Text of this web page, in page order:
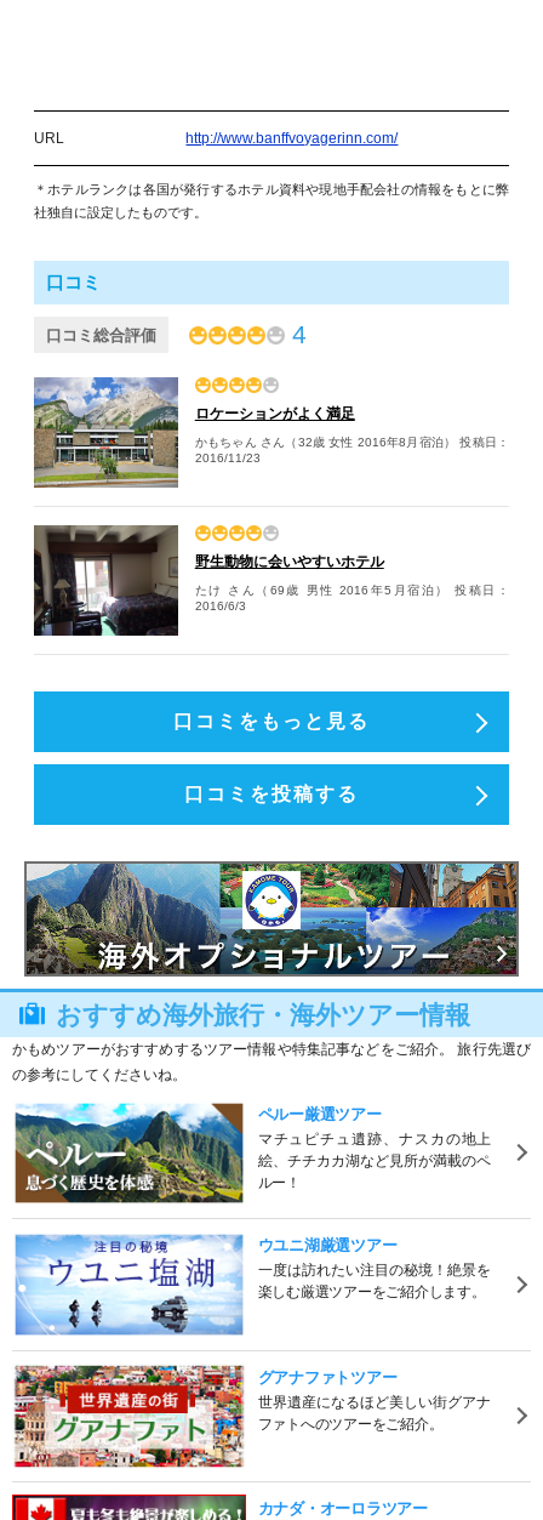
URL http://www.banffvoyagerinn.com/
＊ホテルランクは各国が発行するホテル資料や現地手配会社の情報をもとに弊
社独自に設定したものです。
口コミ
口コミ総合評価 4
ロケーションがよく満足
かもちゃん さん（32歳 女性 2016年8月宿泊）
投稿日：
2016/11/23
野生動物に会いやすいホテル
たけ さん（69歳 男性 2016年5月宿泊）
投稿日：
2016/6/3
口コミをもっと見る
口コミを投稿する
おすすめ海外旅行・海外ツアー情報
かもめツアーがおすすめするツアー情報や特集記事などをご紹介。 旅行先選び
の参考にしてくださいね。
ペルー厳選ツアー
マチュピチュ遺跡、ナスカの地上
絵、チチカカ湖など見所が満載のペ
ルー！
ウユニ湖厳選ツアー
一度は訪れたい注目の秘境！絶景を
楽しむ厳選ツアーをご紹介します。
グアナファトツアー
世界遺産になるほど美しい街グアナ
ファトへのツアーをご紹介。
カナダ・オーロラツアー